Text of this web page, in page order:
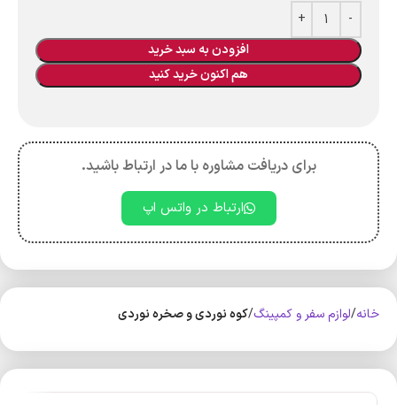
افزودن به سبد خرید
هم اکنون خرید کنید
برای دریافت مشاوره با ما در ارتباط باشید.
ارتباط در واتس اپ
خانه لوازم سفر و کمپینگ کوه‌ نوردی و صخره نوردی